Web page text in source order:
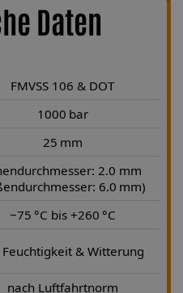
Daten
FMVSS 106 & DOT
1000 bar
25 mm
2.0 mm
6.0 mm)
−75 °C bis +260 °C
Feuchtigkeit & Witterung
nach Luftfahrtnorm